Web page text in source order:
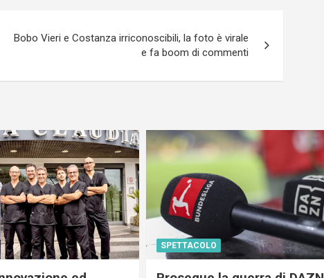
Bobo Vieri e Costanza irriconoscibili, la foto è virale
e fa boom di commenti
SPETTACOLO